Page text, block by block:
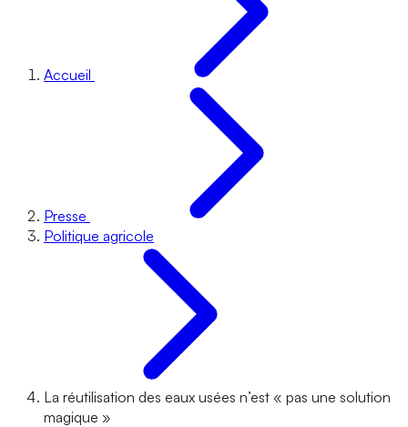
Accueil
Presse
Politique agricole
La réutilisation des eaux usées n’est « pas une solution
magique »